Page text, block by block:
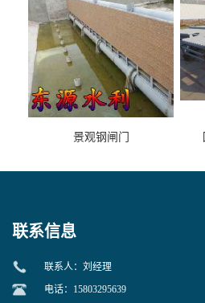
景观钢闸门
联系信息
联系人：刘经理
电话：15803295639